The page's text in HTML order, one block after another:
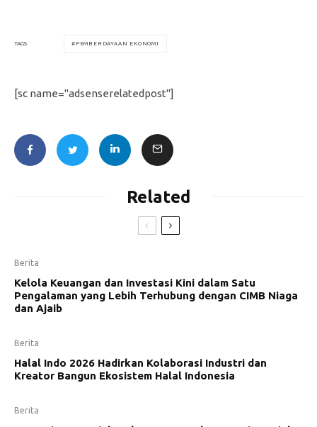
TAGS PEMBERDAYAAN EKONOMI
[sc name="adsenserelatedpost"]
Related
Berita
Kelola Keuangan dan Investasi Kini dalam Satu
Pengalaman yang Lebih Terhubung dengan CIMB Niaga
dan Ajaib
Berita
Halal Indo 2026 Hadirkan Kolaborasi Industri dan
Kreator Bangun Ekosistem Halal Indonesia
Berita